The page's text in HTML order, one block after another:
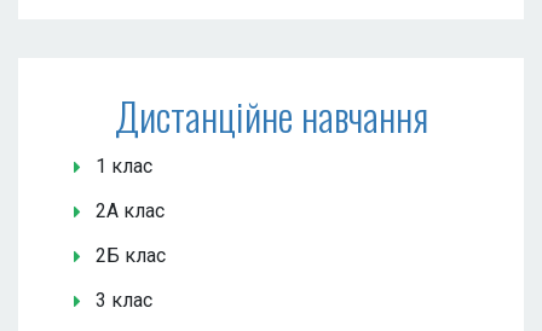
Дистанційне навчання
1 клас
2А клас
2Б клас
3 клас